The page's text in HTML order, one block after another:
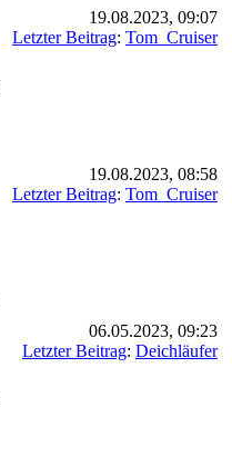
19.08.2023, 09:07
Letzter Beitrag: Tom_Cruiser
19.08.2023, 08:58
Letzter Beitrag: Tom_Cruiser
06.05.2023, 09:23
Letzter Beitrag: Deichläufer